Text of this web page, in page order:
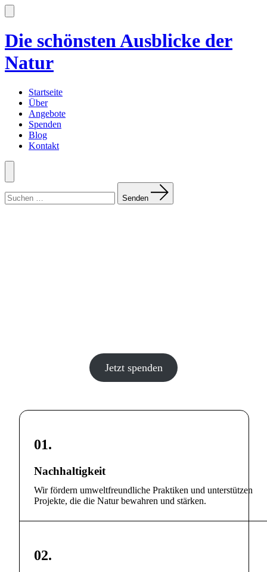
Zum
Inhalt
Suche
Die schönsten Ausblicke der
Natur
Startseite
Über
Angebote
Spenden
Blog
Kontakt
Menü
nach:
Senden
Jetzt spenden
01.
Nachhaltigkeit
Wir fördern umweltfreundliche Praktiken und unterstützen
Projekte, die die Natur bewahren und stärken.
02.